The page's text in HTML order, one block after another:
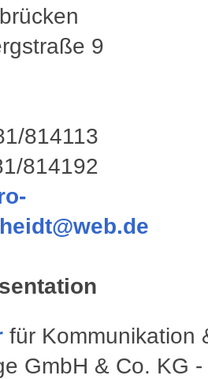
9
814113
814192
für Kommunikation
GmbH & Co. KG -